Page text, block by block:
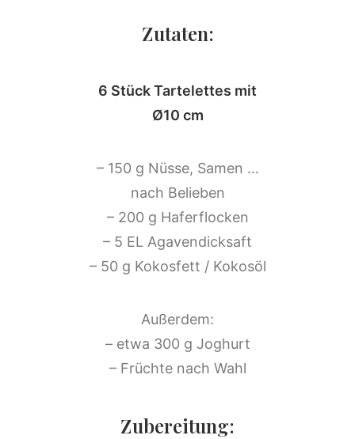
Zutaten:
6 Stück Tartelettes mit
Ø10 cm
– 150 g Nüsse, Samen …
nach Belieben
– 200 g Haferflocken
– 5 EL Agavendicksaft
– 50 g Kokosfett / Kokosöl
Außerdem:
– etwa 300 g Joghurt
– Früchte nach Wahl
Zubereitung: